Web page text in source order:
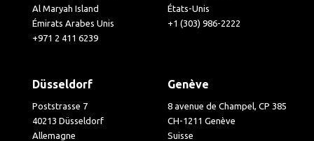
Al Maryah Island
Émirats Arabes Unis
+971 2 411 6239
États-Unis
+1 (303) 986-2222
Düsseldorf
Poststrasse 7
40213 Düsseldorf
Allemagne
Genève
8 avenue de Champel, CP 385
CH-1211 Genève
Suisse